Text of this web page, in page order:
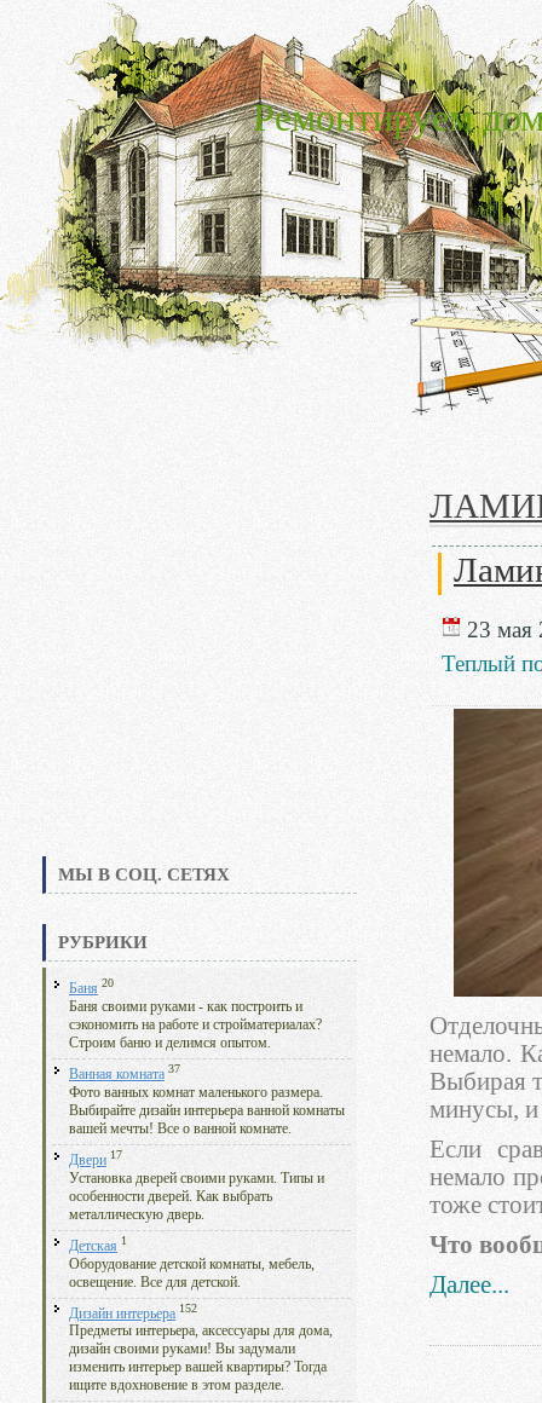
Ремонтируем
МЫ В СОЦ. СЕТЯХ
РУБРИКИ
Баня 20
Баня своими руками - как построить и
сэкономить на работе и стройматериалах?
Строим баню и делимся опытом.
Ванная комната 37
Фото ванных комнат маленького размера.
Выбирайте дизайн интерьера ванной комнаты
вашей мечты! Все о ванной комнате.
Двери 17
Установка дверей своими руками. Типы и
особенности дверей. Как выбрать
металлическую дверь.
Детская 1
Оборудование детской комнаты, мебель,
освещение. Все для детской.
Дизайн интерьера 152
Предметы интерьера, аксессуары для дома,
дизайн своими руками! Вы задумали
изменить интерьер вашей квартиры? Тогда
ищите вдохновение в этом разделе.
23 мая
Теплый
немало.
Выбирая
минусы, и
Если
немало
тоже
Что
Далее...